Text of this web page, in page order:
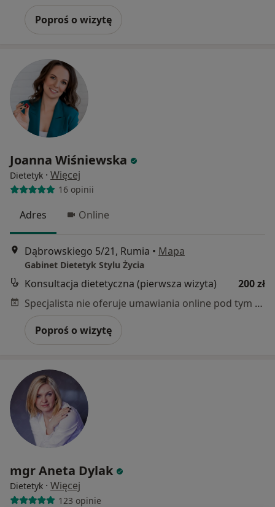
Poproś o wizytę
Joanna Wiśniewska
Dietetyk · Więcej
16 opinii
Adres Online
Dąbrowskiego 5/21, Rumia • Mapa
Gabinet Dietetyk Stylu Życia
Konsultacja dietetyczna (pierwsza wizyta)
200 zł
Specjalista nie oferuje umawiania online pod tym adresem.
Poproś o wizytę
mgr Aneta Dylak
Dietetyk · Więcej
123 opinie